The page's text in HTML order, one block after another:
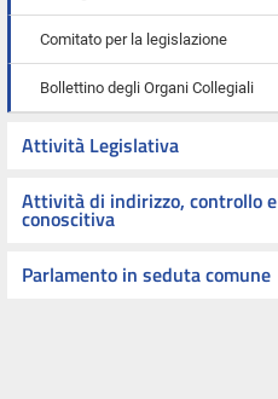
Comitato per la legislazione
Bollettino degli Organi Collegiali
Attività Legislativa
Attività di indirizzo, controllo e
conoscitiva
Parlamento in seduta comune